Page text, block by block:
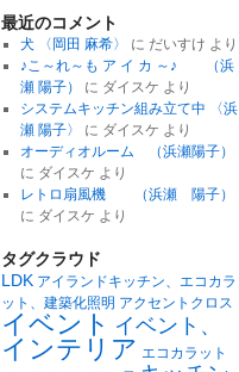
最近のコメント
犬 〈岡田 麻希〉 に だいすけ より
♪こ～れ～も ア イ カ ～♪ （浜
瀬 陽子）
に ダイスケ より
システムキッチン組み立て中 〈浜
瀬 陽子〉
に ダイスケ より
オーディオルーム （浜瀬陽子）
に ダイスケ より
レトロ扇風機 （浜瀬 陽子）
に ダイスケ より
タグクラウド
LDK アイランドキッチン、エコカラ
ット、建築化照明 アクセントクロス
イベント イベント、
インテリア エコカラット